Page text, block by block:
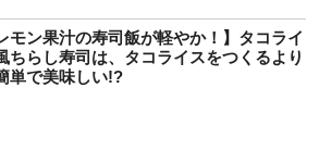
モン果汁の寿司飯が軽やか！】タコライ
ちらし寿司は、タコライスをつくるより
単で美味しい!?